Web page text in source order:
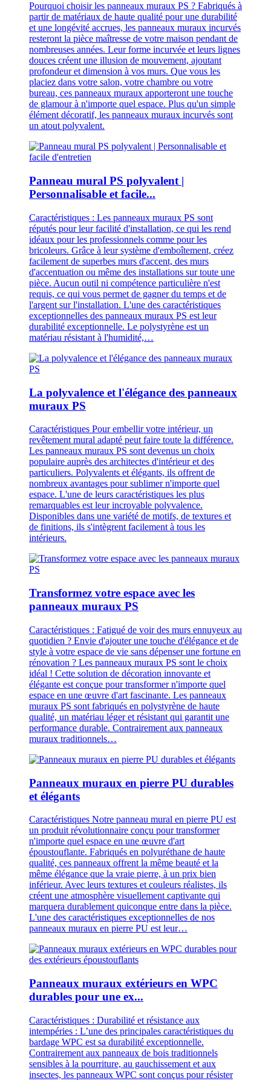
Pourquoi choisir les panneaux muraux PS ? Fabriqués à
partir de matériaux de haute qualité pour une durabilité
et une longévité accrues, les panneaux muraux incurvés
resteront la pièce maîtresse de votre maison pendant de
nombreuses années. Leur forme incurvée et leurs lignes
douces créent une illusion de mouvement, ajoutant
profondeur et dimension à vos murs. Que vous les
placiez dans votre salon, votre chambre ou votre
bureau, ces panneaux muraux apporteront une touche
de glamour à n'importe quel espace. Plus qu'un simple
élément décoratif, les panneaux muraux incurvés sont
un atout polyvalent.
Panneau mural PS polyvalent |
Personnalisable et facile...
Caractéristiques : Les panneaux muraux PS sont
réputés pour leur facilité d'installation, ce qui les rend
idéaux pour les professionnels comme pour les
bricoleurs. Grâce à leur système d'emboîtement, créez
facilement de superbes murs d'accent, des murs
d'accentuation ou même des installations sur toute une
pièce. Aucun outil ni compétence particulière n'est
requis, ce qui vous permet de gagner du temps et de
l'argent sur l'installation. L'une des caractéristiques
exceptionnelles des panneaux muraux PS est leur
durabilité exceptionnelle. Le polystyrène est un
matériau résistant à l'humidité,…
La polyvalence et l'élégance des panneaux
muraux PS
Caractéristiques Pour embellir votre intérieur, un
revêtement mural adapté peut faire toute la différence.
Les panneaux muraux PS sont devenus un choix
populaire auprès des architectes d'intérieur et des
particuliers. Polyvalents et élégants, ils offrent de
nombreux avantages pour sublimer n'importe quel
espace. L'une de leurs caractéristiques les plus
remarquables est leur incroyable polyvalence.
Disponibles dans une variété de motifs, de textures et
de finitions, ils s'intègrent facilement à tous les
intérieurs.
Transformez votre espace avec les
panneaux muraux PS
Caractéristiques : Fatigué de voir des murs ennuyeux au
quotidien ? Envie d'ajouter une touche d'élégance et de
style à votre espace de vie sans dépenser une fortune en
rénovation ? Les panneaux muraux PS sont le choix
idéal ! Cette solution de décoration innovante et
élégante est conçue pour transformer n'importe quel
espace en une œuvre d'art fascinante. Les panneaux
muraux PS sont fabriqués en polystyrène de haute
qualité, un matériau léger et résistant qui garantit une
performance durable. Contrairement aux panneaux
muraux traditionnels…
Panneaux muraux en pierre PU durables
et élégants
Caractéristiques Notre panneau mural en pierre PU est
un produit révolutionnaire conçu pour transformer
n'importe quel espace en une œuvre d'art
époustouflante. Fabriqués en polyuréthane de haute
qualité, ces panneaux offrent la même beauté et la
même élégance que la vraie pierre, à un prix bien
inférieur. Avec leurs textures et couleurs réalistes, ils
créent une atmosphère visuellement captivante qui
marquera durablement quiconque entre dans la pièce.
L'une des caractéristiques exceptionnelles de nos
panneaux muraux en pierre PU est leur…
Panneaux muraux extérieurs en WPC
durables pour une ex...
Caractéristiques : Durabilité et résistance aux
intempéries : L’une des principales caractéristiques du
bardage WPC est sa durabilité exceptionnelle.
Contrairement aux panneaux de bois traditionnels
sensibles à la pourriture, au gauchissement et aux
insectes, les panneaux WPC sont conçus pour résister